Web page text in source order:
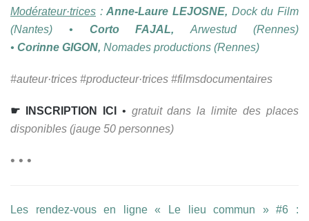
Modérateur·trices :Anne-Laure LEJOSNE, Dock du Film
(Nantes) • Corto FAJAL,Arwestud (Rennes)
• Corinne GIGON, Nomades productions (Rennes)
#auteur·trices #producteur·trices #filmsdocumentaires
☛ INSCRIPTION ICI • gratuit dans la limite des places
disponibles (jauge 50 personnes)
• • •
Les rendez-vous en ligne « Le lieu commun » #6 :